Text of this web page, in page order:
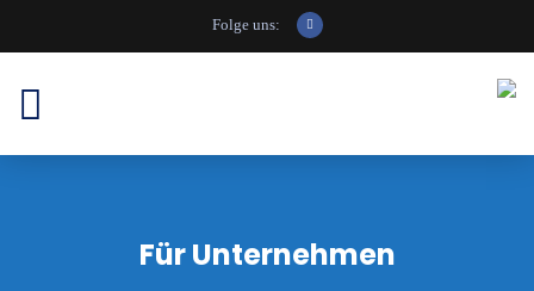
Folge uns:
Für Unternehmen